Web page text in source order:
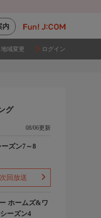
内
地域変更 ログイン
グ
08/06更新
ズン7～8
次回放送
ホームズ&ワ
ーズン4